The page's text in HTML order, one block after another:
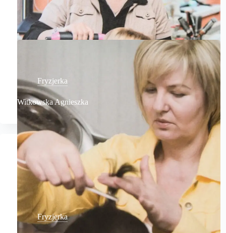
Fryzjerka
Witkowska Agnieszka
Fryzjerka